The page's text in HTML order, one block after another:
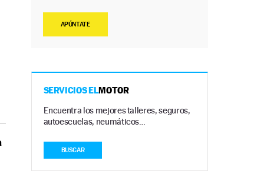
APÚNTATE
SERVICIOS ELMOTOR
Encuentra los mejores talleres, seguros,
autoescuelas, neumáticos…
BUSCAR